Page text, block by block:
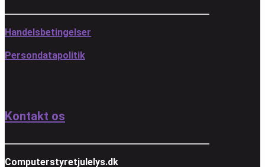
Handelsbetingelser
Persondatapolitik
Kontakt os
Computerstyretjulelys.dk